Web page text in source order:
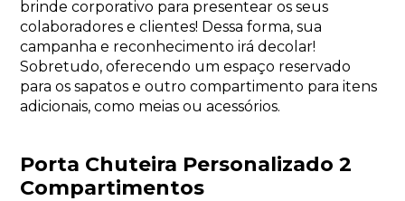
brinde corporativo para presentear os seus
colaboradores e clientes! Dessa forma, sua
campanha e reconhecimento irá decolar!
Sobretudo, oferecendo um espaço reservado
para os sapatos e outro compartimento para itens
adicionais, como meias ou acessórios.
Porta Chuteira Personalizado 2
Compartimentos